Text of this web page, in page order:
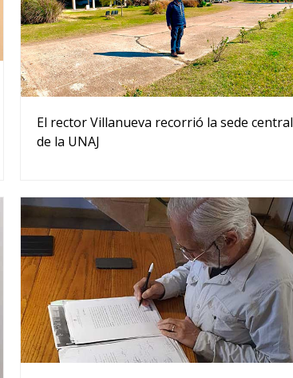
El rector Villanueva recorrió la sede central
de la UNAJ